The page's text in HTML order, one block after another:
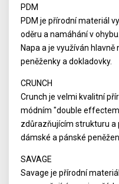
PDM
PDM je přírodní materiál
oděru a namáhání v
Napa a je využíván
peněženky a dokladovky.
CRUNCH
Crunch je velmi kvalitní
módním "double
zdůrazňujícím strukturu a
dámské a pánské
SAVAGE
Savage je přírodní